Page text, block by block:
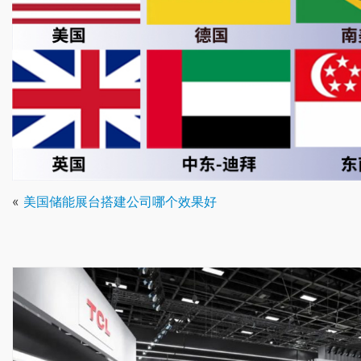
« 美国储能展台搭建公司哪个效果好